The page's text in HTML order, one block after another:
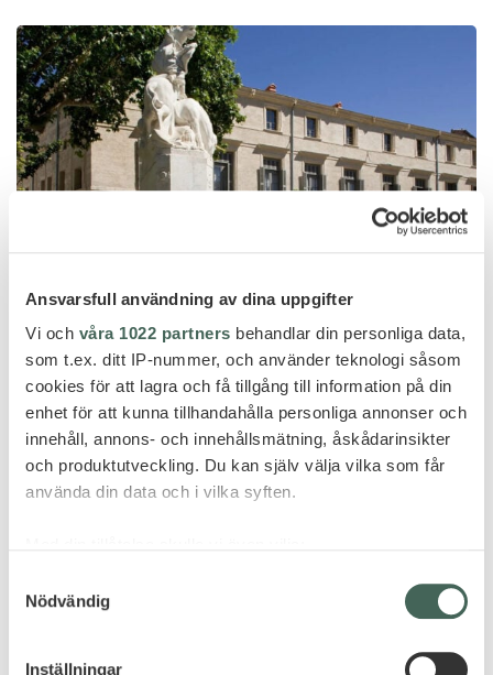
Ansvarsfull användning av dina uppgifter
Vi och våra 1022 partners behandlar din personliga data,
som t.ex. ditt IP-nummer, och använder teknologi såsom
cookies för att lagra och få tillgång till information på din
enhet för att kunna tillhandahålla personliga annonser och
innehåll, annons- och innehållsmätning, åskådarinsikter
och produktutveckling. Du kan själv välja vilka som får
använda din data och i vilka syften.
som kan ha en noggrannhet på upp till flera meter
Nödvändig
Inställningar
Montpellier
HOTEL RICHER DE BELLEVAL –
RELAIS & CHÂTEAUX